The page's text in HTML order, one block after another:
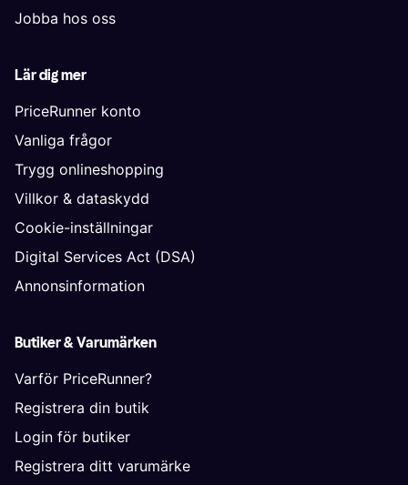
Jobba hos oss
Lär dig mer
PriceRunner konto
Vanliga frågor
Trygg onlineshopping
Villkor & dataskydd
Cookie-inställningar
Digital Services Act (DSA)
Annonsinformation
Butiker & Varumärken
Varför PriceRunner?
Registrera din butik
Login för butiker
Registrera ditt varumärke